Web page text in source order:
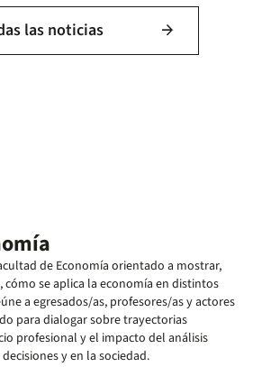
las noticias arrow_forward
de Economía orientado a mostrar,
cómo se aplica la economía en distintos
a egresados/as, profesores/as y actores
para dialogar sobre trayectorias
profesional y el impacto del análisis
y en la sociedad.